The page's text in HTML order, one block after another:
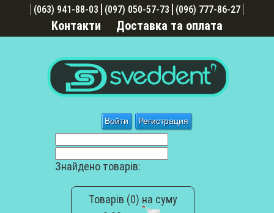
Войти Регистрация
(063) 941-88-03 (097) 050-57-73 (096) 777-86-27
Контакти Доставка та оплата
Знайдено товарів:
Товарів (0) на суму